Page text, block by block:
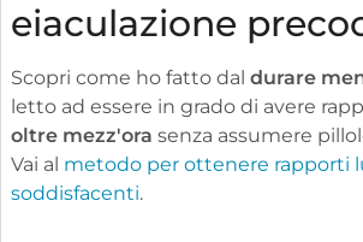
eiaculazione
Scopri come ho fatto dal durare
letto ad essere in grado di avere
oltre mezz'ora senza assumere
Vai al metodo per ottenere rapporti
soddisfacenti.